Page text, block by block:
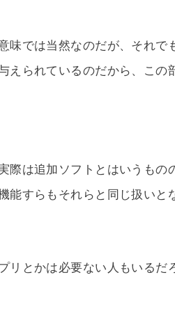
味では当然なのだが、それで
えられているのだから、こ
際は追加ソフトとはいうも
能すらもそれらと同じ扱いと
リとかは必要ない人もいるだ